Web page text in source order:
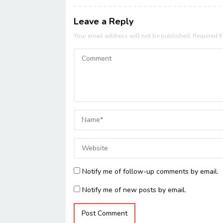
Leave a Reply
Your email address will not be published. Required
Notify me of follow-up comments by email.
Notify me of new posts by email.